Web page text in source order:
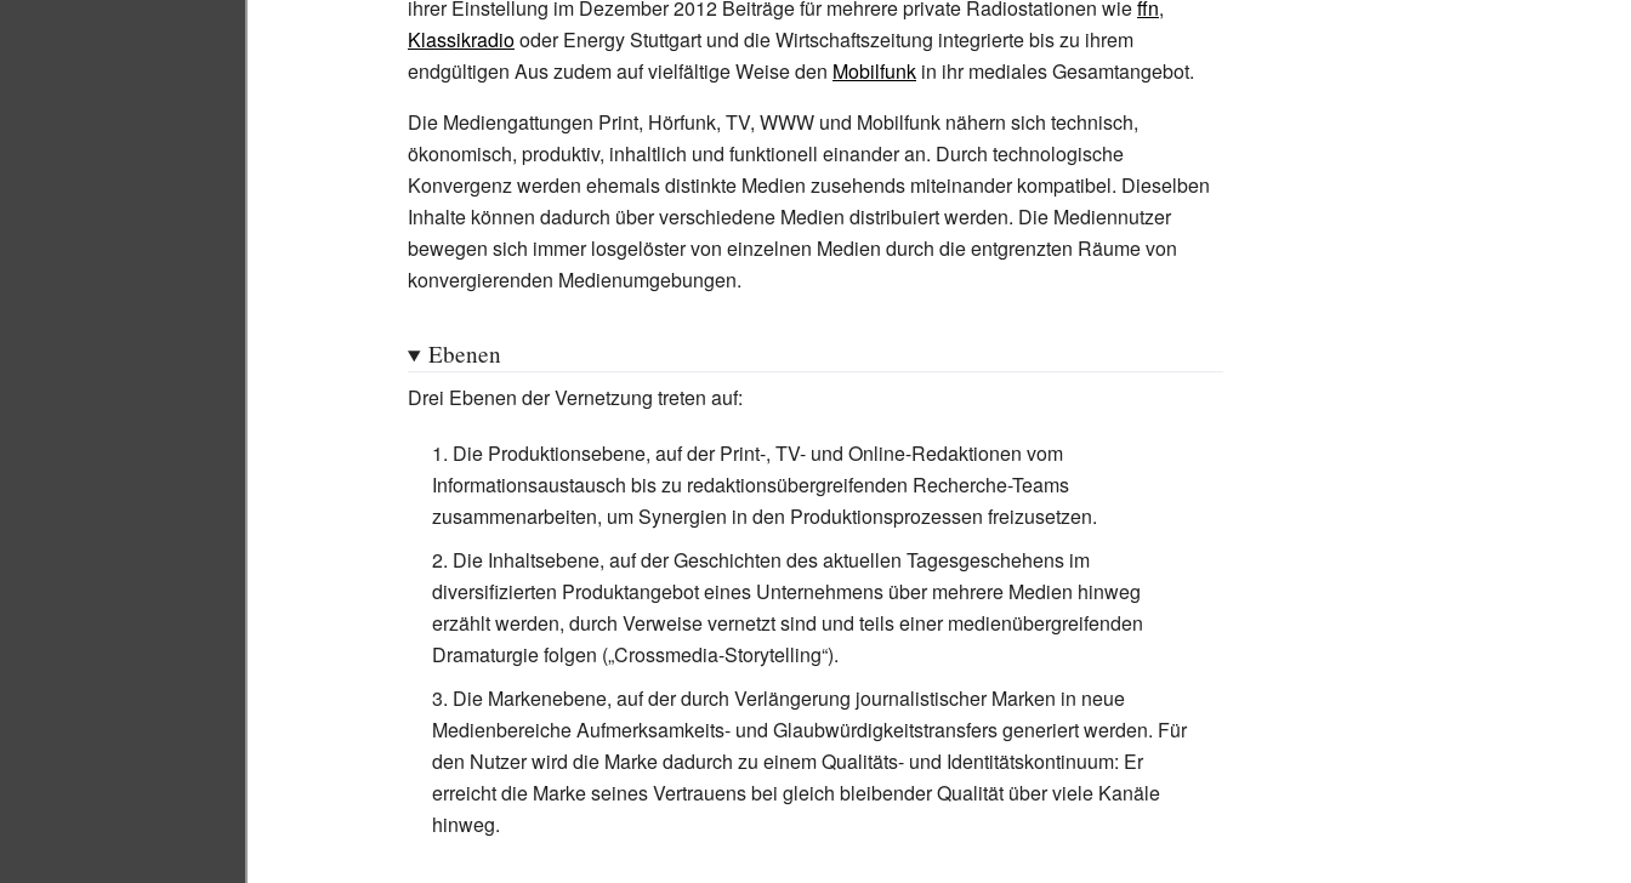
ihrer Einstellung im Dezember 2012 Beiträge für mehrere private Radiostationen wieffn,
Klassikradiooder Energy Stuttgart und die Wirtschaftszeitung integrierte bis zu ihrem
endgültigen Aus zudem auf vielfältige Weise den Mobilfunk in ihr mediales Gesamtangebot.
Die Mediengattungen Print, Hörfunk, TV, WWW und Mobilfunk nähern sich technisch,
ökonomisch, produktiv, inhaltlich und funktionell einander an. Durch technologische
Konvergenz werden ehemals distinkte Medien zusehends miteinander kompatibel. Dieselben
Inhalte können dadurch über verschiedene Medien distribuiert werden. Die Mediennutzer
bewegen sich immer losgelöster von einzelnen Medien durch die entgrenzten Räume von
konvergierenden Medienumgebungen.
Ebenen
Drei Ebenen der Vernetzung treten auf:
Die Produktionsebene, auf der Print-, TV- und Online-Redaktionen vom
Informationsaustausch bis zu redaktionsübergreifenden Recherche-Teams
zusammenarbeiten, um Synergien in den Produktionsprozessen freizusetzen.
Die Inhaltsebene, auf der Geschichten des aktuellen Tagesgeschehens im
diversifizierten Produktangebot eines Unternehmens über mehrere Medien hinweg
erzählt werden, durch Verweise vernetzt sind und teils einer medienübergreifenden
Dramaturgie folgen („Crossmedia-Storytelling“).
Die Markenebene, auf der durch Verlängerung journalistischer Marken in neue
Medienbereiche Aufmerksamkeits- und Glaubwürdigkeitstransfers generiert werden. Für
den Nutzer wird die Marke dadurch zu einem Qualitäts- und Identitätskontinuum: Er
erreicht die Marke seines Vertrauens bei gleich bleibender Qualität über viele Kanäle
hinweg.